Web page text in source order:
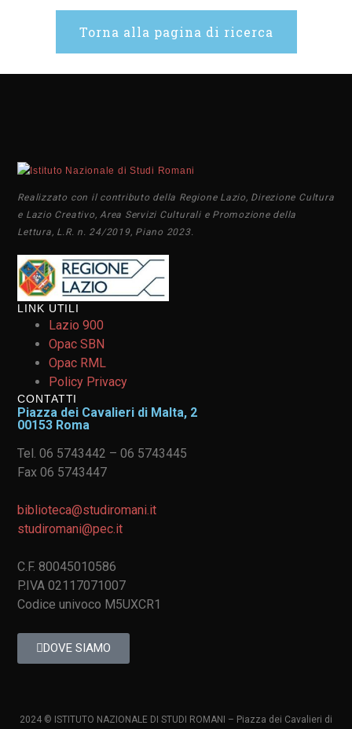
Torna alla pagina di ricerca
Realizzato con il contributo della Regione Lazio, Direzione Cultura
e Lazio Creativo, Area Servizi Culturali e Promozione della
Lettura, L.R. n. 24/2019, Piano 2023.
LINK UTILI
Lazio 900
Opac SBN
Opac RML
Policy Privacy
CONTATTI
Piazza dei Cavalieri di Malta, 2
00153 Roma
Tel. 06 5743442 – 06 5743445
Fax 06 5743447
biblioteca@studiromani.it
studiromani@pec.it
C.F. 80045010586
P.IVA 02117071007
Codice univoco M5UXCR1
DOVE SIAMO
2024 © ISTITUTO NAZIONALE DI STUDI ROMANI – Piazza dei Cavalieri di